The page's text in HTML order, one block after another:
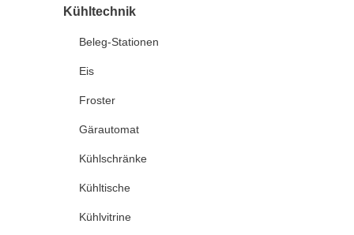
Kühltechnik
Beleg-Stationen
Eis
Froster
Gärautomat
Kühlschränke
Kühltische
Kühlvitrine